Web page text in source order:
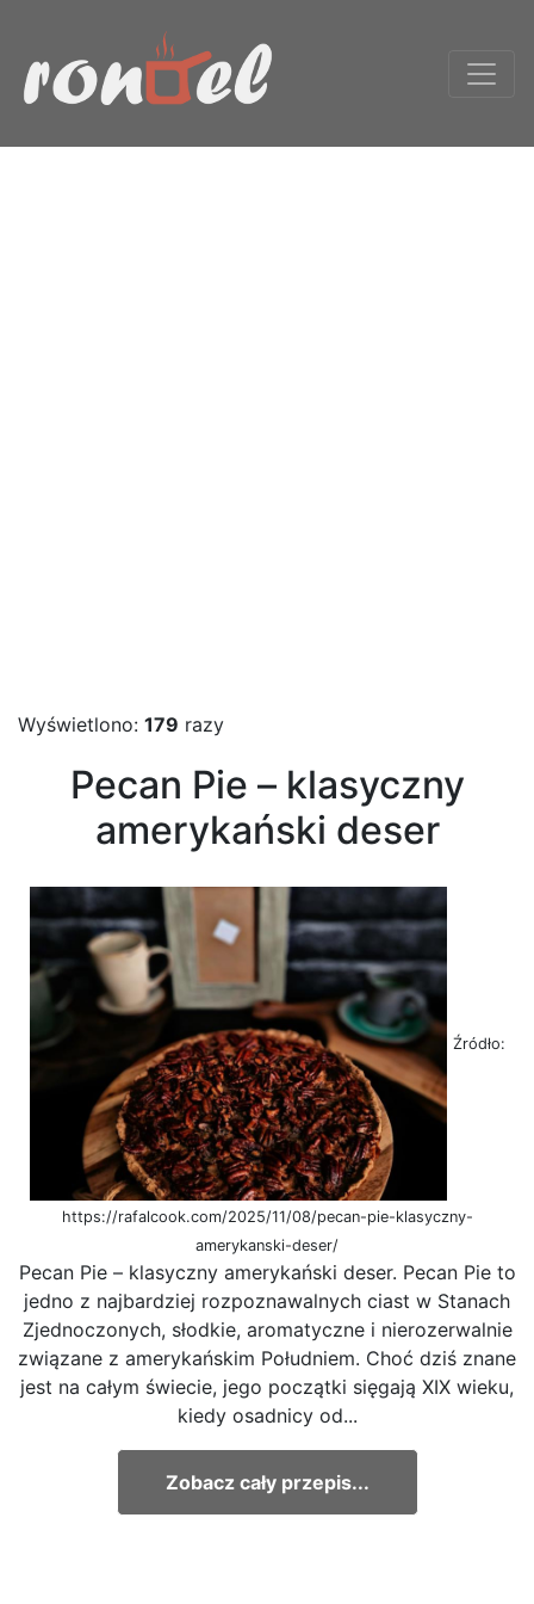
Wyświetlono: 179 razy
Pecan Pie – klasyczny
amerykański deser
Źródło:
https://rafalcook.com/2025/11/08/pecan-pie-klasyczny-
amerykanski-deser/
Pecan Pie – klasyczny amerykański deser. Pecan Pie to
jedno z najbardziej rozpoznawalnych ciast w Stanach
Zjednoczonych, słodkie, aromatyczne i nierozerwalnie
związane z amerykańskim Południem. Choć dziś znane
jest na całym świecie, jego początki sięgają XIX wieku,
kiedy osadnicy od...
Zobacz cały przepis...